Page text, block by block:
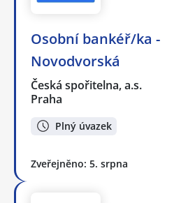
Osobní bankéř/ka -
Novodvorská
Česká spořitelna, a.s.
Praha
Plný úvazek
Zveřejněno: 5. srpna